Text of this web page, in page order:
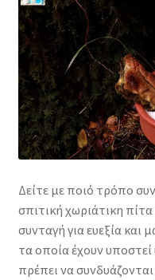
Δείτε με ποιό τρόπο
σπιτική χωριάτικη
συνταγή για ευεξία και
τα οποία έχουν
πρέπει να